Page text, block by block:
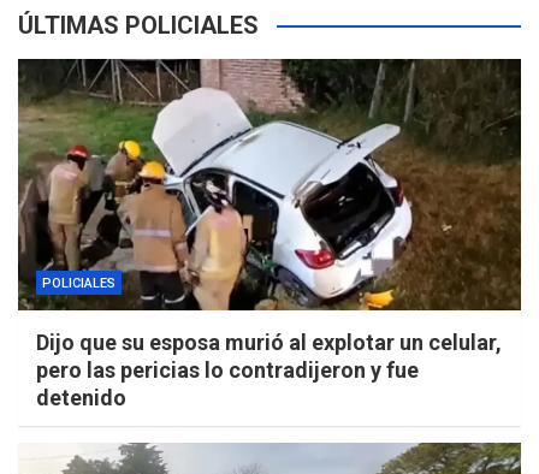
ÚLTIMAS POLICIALES
POLICIALES
Dijo que su esposa murió al explotar un celular,
pero las pericias lo contradijeron y fue
detenido